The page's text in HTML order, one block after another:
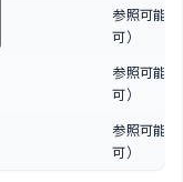
参照可能
可）
参照可能
可）
参照可能
可）